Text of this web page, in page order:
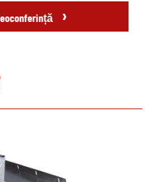
nu este disponibil
›